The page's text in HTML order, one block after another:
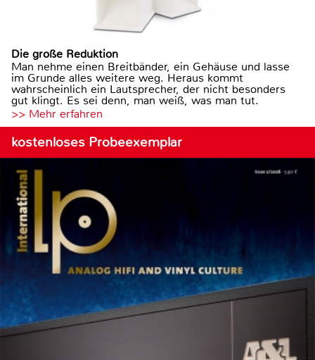
Die große Reduktion
Man nehme einen Breitbänder, ein Gehäuse und lasse
im Grunde alles weitere weg. Heraus kommt
wahrscheinlich ein Lautsprecher, der nicht besonders
gut klingt. Es sei denn, man weiß, was man tut.
>> Mehr erfahren
kostenloses Probeexemplar